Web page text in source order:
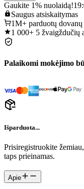
Gaukite 1% nuolaidą!
Saugus atsiskaitymas
1M+ parduotų
1 000+ 5 žvaigždučių
Palaikomi mokėjimo
Išparduota...
Prisiregistruokite
taps prieinamas.
Apie